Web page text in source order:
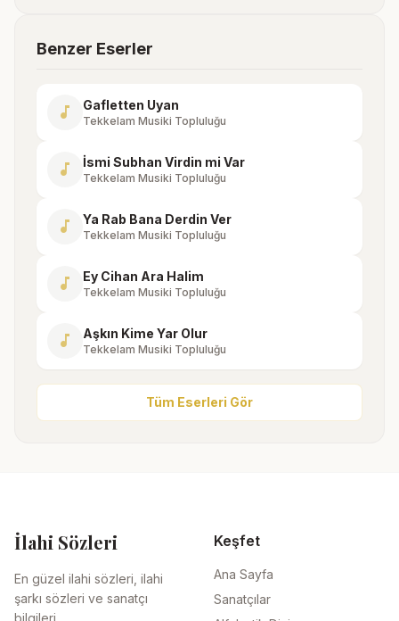
Benzer Eserler
music_note Gafletten Uyan
Tekkelam Musiki Topluluğu
music_note İsmi Subhan Virdin mi Var
Tekkelam Musiki Topluluğu
music_note Ya Rab Bana Derdin Ver
Tekkelam Musiki Topluluğu
music_note Ey Cihan Ara Halim
Tekkelam Musiki Topluluğu
music_note Aşkın Kime Yar Olur
Tekkelam Musiki Topluluğu
Tüm Eserleri Gör
İlahi Sözleri
En güzel ilahi sözleri, ilahi
şarkı sözleri ve sanatçı
bilgileri
Keşfet
Ana Sayfa
Sanatçılar